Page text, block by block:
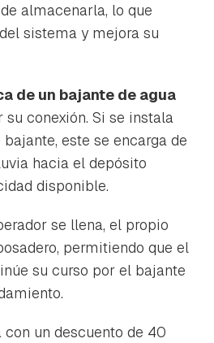
almacenarla, lo que
sistema y mejora su
de un bajante de agua
conexión. Si se instala
este se encarga de
hacia el depósito
disponible.
se llena, el propio
permitiendo que el
su curso por el bajante
un descuento de 40